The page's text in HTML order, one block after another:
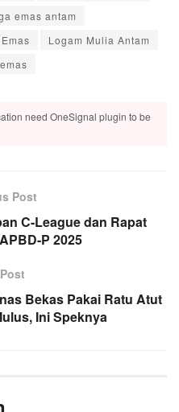
emas antam
Logam Mulia Antam
need OneSignal plugin to be
Post
C-League dan Rapat
P 2025
Bekas Pakai Ratu Atut
Ini Speknya